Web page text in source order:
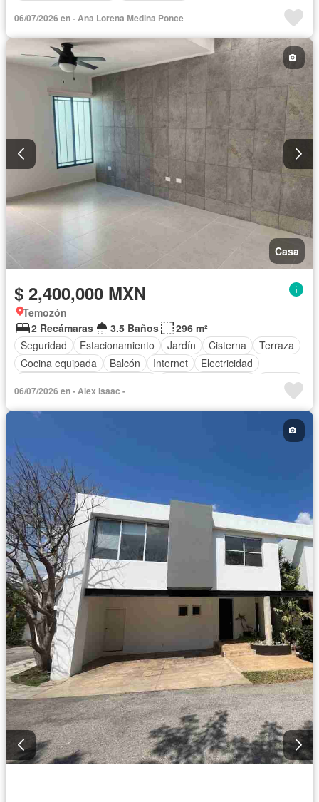
06/07/2026 en - Ana Lorena Medina Ponce
Casa
$ 2,400,000 MXN
Temozón
2 Recámaras
3.5 Baños
296 m²
Seguridad
Estacionamiento Jardín Cisterna
Terraza
Cocina equipada
Balcón Internet
Electricidad
Bodega
Agua
Gas natural
Vista panorámica
Completamente amueblado
06/07/2026 en - Alex isaac -